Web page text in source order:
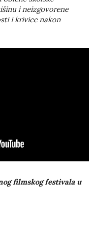
i neizgovorene
i krivice nakon
filmskog festivala u